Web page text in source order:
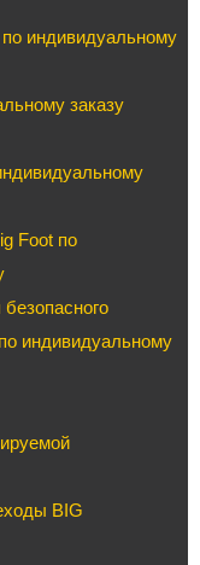
индивидуальному
заказу
Foot по
индивидуальному
BIG